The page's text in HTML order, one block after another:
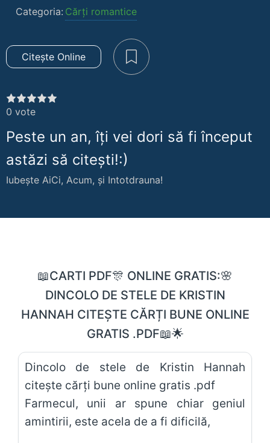
Categoria: Cărți romantice
Citește Online
0 vote
Peste un an, îți vei dori să fi început
astăzi să citești!:)
Iubește AiCi, Acum, și Intotdrauna!
📖CARTI PDF🎊 ONLINE GRATIS:🌸
DINCOLO DE STELE DE KRISTIN
HANNAH CITEȘTE CĂRȚI BUNE ONLINE
GRATIS .PDF📖🌟
Dincolo de stele de Kristin Hannah
citește cărți bune online gratis .pdf
Farmecul, unii ar spune chiar geniul
amintirii, este acela de a fi dificilă,